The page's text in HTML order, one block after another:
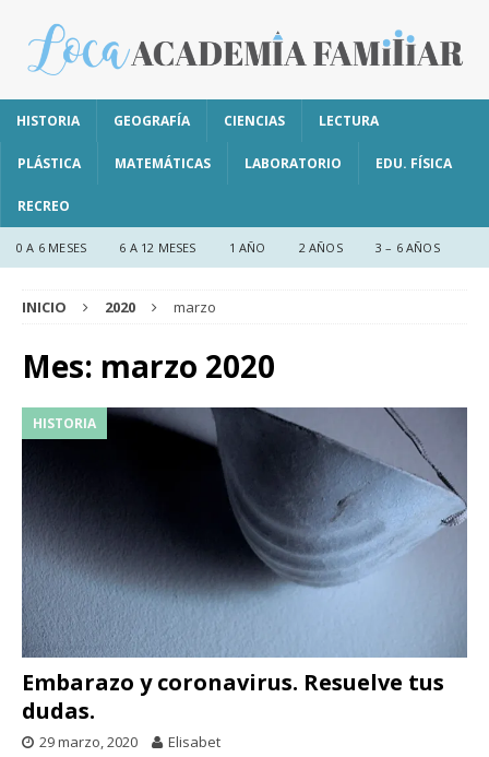
HISTORIA GEOGRAFÍA CIENCIAS LECTURA
PLÁSTICA MATEMÁTICAS LABORATORIO EDU. FÍSICA
RECREO
0 A 6 MESES 6 A 12 MESES 1 AÑO 2 AÑOS 3 – 6 AÑOS
INICIO 2020 marzo
Mes: marzo 2020
HISTORIA
Embarazo y coronavirus. Resuelve tus
dudas.
29 marzo, 2020 Elisabet